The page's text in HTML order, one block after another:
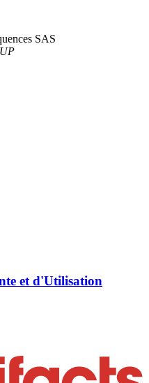
SAS
et d'Utilisation